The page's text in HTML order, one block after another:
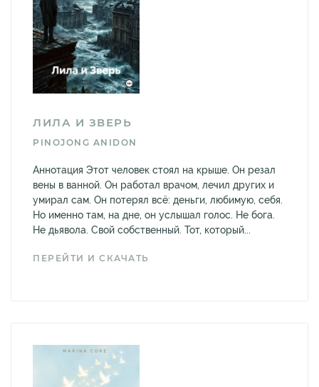
ЛИЛА И ЗВЕРЬ
PINOJONG ANIDON
Аннотация Этот человек стоял на крыше. Он резал
вены в ванной. Он работал врачом, лечил других и
умирал сам. Он потерял всё: деньги, любимую, себя.
Но именно там, на дне, он услышал голос. Не бога.
Не дьявола. Свой собственный. Тот, который...
ПЕРЕЙТИ И СКАЧАТЬ